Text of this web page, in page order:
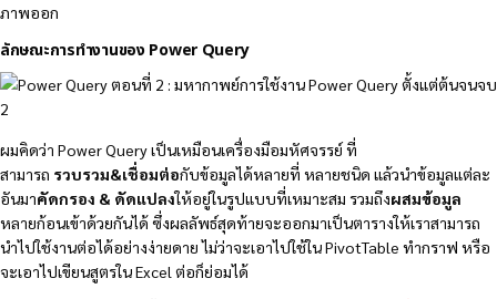
ภาพออก
ลักษณะการทำงานของ Power Query
ผมคิดว่า Power Query เป็นเหมือนเครื่องมือมหัศจรรย์ ที่
สามารถ รวบรวม&เชื่อมต่อกับข้อมูลได้หลายที่ หลายชนิด แล้วนำข้อมูลแต่ละ
อันมาคัดกรอง & ดัดแปลงให้อยู่ในรูปแบบที่เหมาะสม รวมถึงผสมข้อมูล
หลายก้อนเข้าด้วยกันได้ ซึ่งผลลัพธ์สุดท้ายจะออกมาเป็นตารางให้เราสามารถ
นำไปใช้งานต่อได้อย่างง่ายดาย ไม่ว่าจะเอาไปใช้ใน PivotTable ทำกราฟ หรือ
จะเอาไปเขียนสูตรใน Excel ต่อก็ย่อมได้